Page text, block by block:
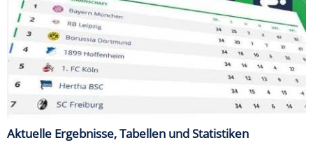
Aktuelle Ergebnisse, Tabellen und Statistiken